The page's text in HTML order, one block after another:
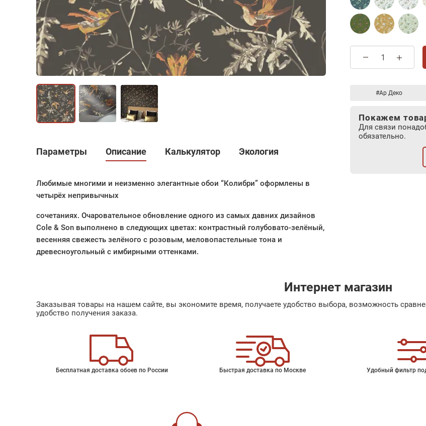
Параметры Описание Калькулятор Экология
Любимые многими и неизменно элегантные обои “Колибри” оформлены в
четырёх непривычных
сочетаниях. Очаровательное обновление одного из самых давних дизайнов
Cole & Son выполнено в следующих цветах: контрастный голубовато-зелёный,
весенняя свежесть зелёного с розовым, меловопастельные тона и
древесноугольный с имбирными оттенками.
#Ар Деко
Покажем
Для связи
обязательно.
Интернет магазин
Заказывая товары на нашем сайте, вы экономите время, получаете удобство выбора, возможность
удобство получения заказа.
Бесплатная доставка обоев по России Быстрая доставка по Москве Удобный фильтр